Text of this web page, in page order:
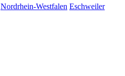
Nordrhein-Westfalen Eschweiler